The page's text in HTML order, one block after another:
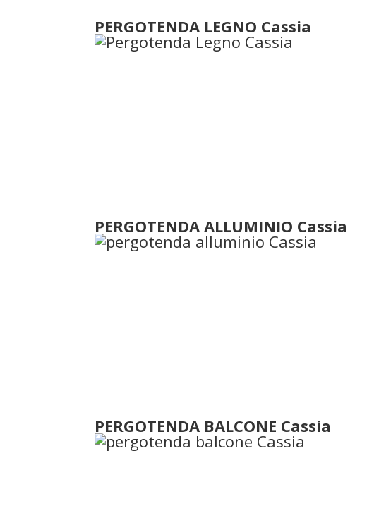
PERGOTENDA LEGNO Cassia
PERGOTENDA ALLUMINIO Cassia
PERGOTENDA BALCONE Cassia